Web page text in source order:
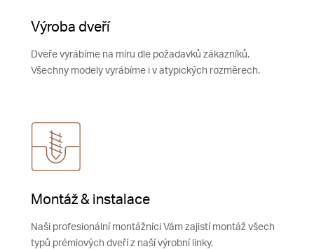
Výroba dveří
Dveře vyrábíme na míru dle požadavků zákazníků.
Všechny modely vyrábíme i v atypických rozměrech.
Montáž & instalace
Naši profesionální montážníci Vám zajistí montáž všech
typů prémiových dveří z naší výrobní linky.